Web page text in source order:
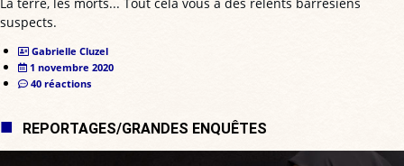
suspects.
Gabrielle Cluzel
1 novembre 2020
40 réactions
REPORTAGES/GRANDES ENQUÊTES